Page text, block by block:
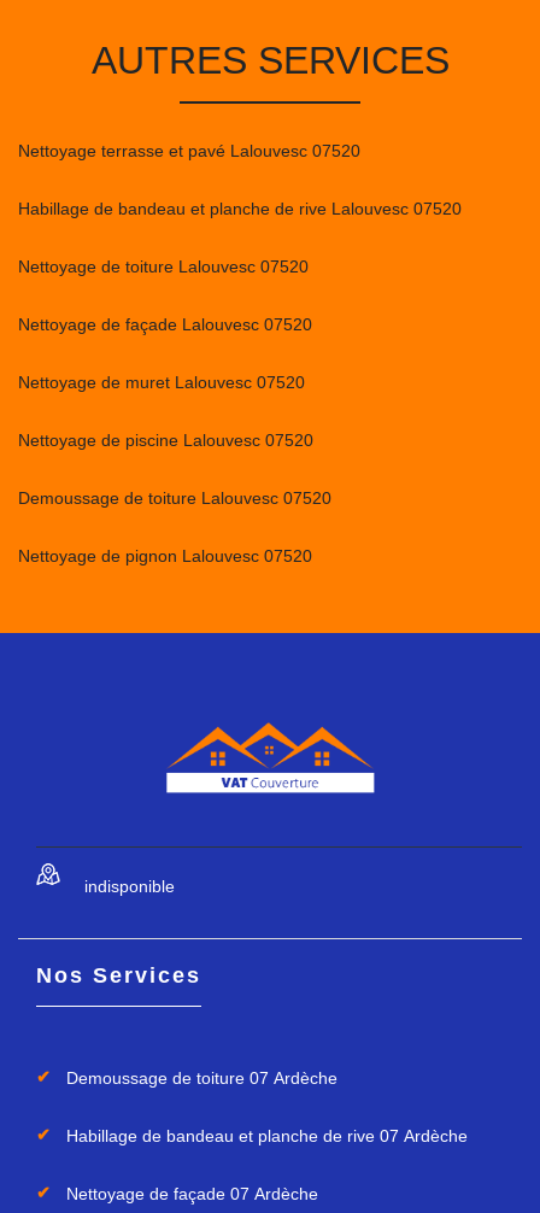
AUTRES SERVICES
Nettoyage terrasse et pavé Lalouvesc 07520
Habillage de bandeau et planche de rive Lalouvesc 07520
Nettoyage de toiture Lalouvesc 07520
Nettoyage de façade Lalouvesc 07520
Nettoyage de muret Lalouvesc 07520
Nettoyage de piscine Lalouvesc 07520
Demoussage de toiture Lalouvesc 07520
Nettoyage de pignon Lalouvesc 07520
indisponible
Nos Services
Demoussage de toiture 07 Ardèche
Habillage de bandeau et planche de rive 07 Ardèche
Nettoyage de façade 07 Ardèche